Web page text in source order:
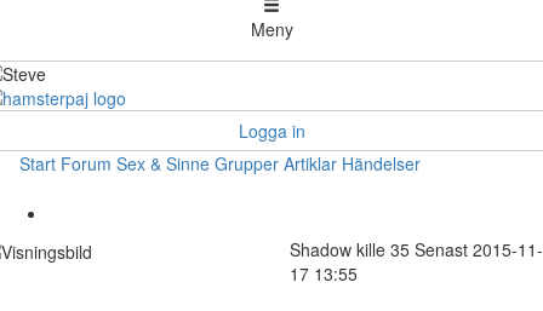
Meny
Logga in
Start Forum Sex & Sinne Grupper Artiklar Händelser
Shadow kille 35 Senast 2015-11-
17 13:55